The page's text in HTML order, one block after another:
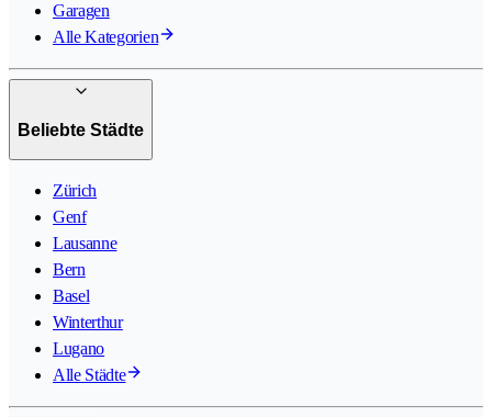
Garagen
Alle Kategorien
Beliebte Städte
Zürich
Genf
Lausanne
Bern
Basel
Winterthur
Lugano
Alle Städte